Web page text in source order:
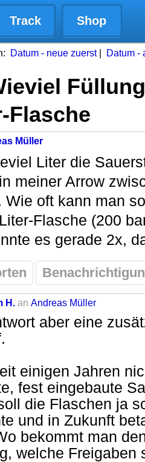
Track Shop
Datum - neue zuerst| Datum -
Flasche
Müller
Liter die
meiner Arrow
Wie oft kann man
Flasche (200
es gerade 2x,
H. an Andreas Müller
aber eine
einigen Jahren
fest eingebaute
die Flaschen ja
und in Zukunft
bekommt man
welche Freigaben